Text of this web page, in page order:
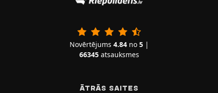
Novērtējums 4.84no 5|
66345atsauksmes
ĀTRĀS SAITES